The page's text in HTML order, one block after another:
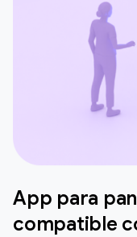
App para
compatible